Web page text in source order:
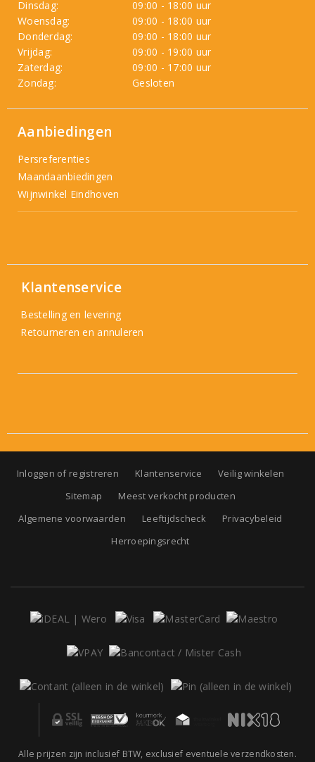
Dinsdag:
09:00 - 18:00 uur
Woensdag:
09:00 - 18:00 uur
Donderdag:
09:00 - 18:00 uur
Vrijdag:
09:00 - 19:00 uur
Zaterdag:
09:00 - 17:00 uur
Zondag:
Gesloten
Aanbiedingen
Persreferenties
Maandaanbiedingen
Wijnwinkel Eindhoven
Klantenservice
Bestelling en levering
Retourneren en annuleren
Inloggen of registreren Klantenservice
Veilig winkelen
Sitemap
Meest verkocht producten
Algemene voorwaarden
Leeftijdscheck
Privacybeleid
Herroepingsrecht
Alle prijzen zijn inclusief BTW, exclusief eventuele verzendkosten.